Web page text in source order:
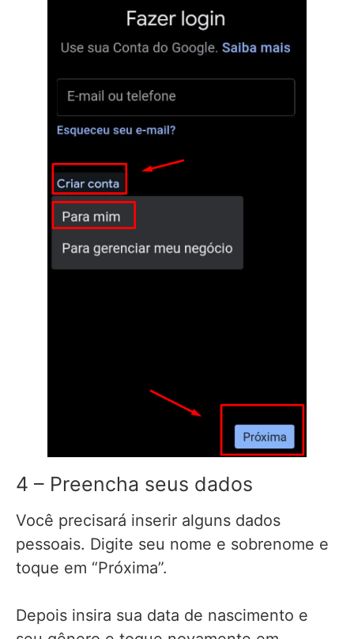
4 – Preencha seus dados
Você precisará inserir alguns dados
pessoais. Digite seu nome e sobrenome e
toque em “Próxima”.
Depois insira sua data de nascimento e